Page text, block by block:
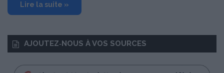
Lire la suite »
AJOUTEZ‑NOUS À VOS SOURCES